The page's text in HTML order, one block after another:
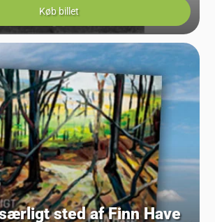
Køb billet
sted af Finn Have